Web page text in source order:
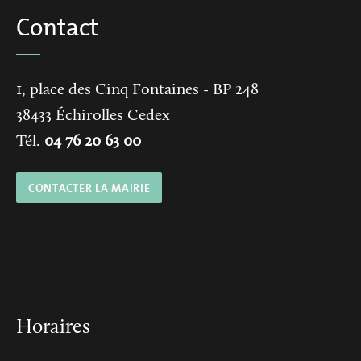
Contact
1, place des Cinq Fontaines - BP 248
38433 Échirolles Cedex
Tél. 04 76 20 63 00
CONTACTER LA MAIRIE
Horaires